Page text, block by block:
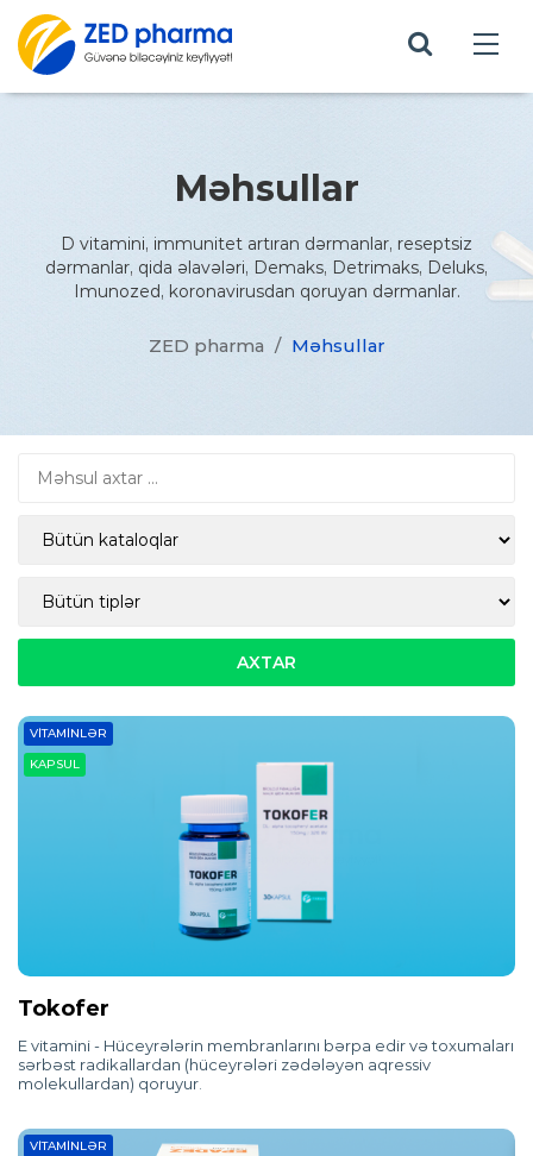
Məhsullar
D vitamini, immunitet artıran dərmanlar, reseptsiz
dərmanlar, qida əlavələri, Demaks, Detrimaks, Deluks,
Imunozed, koronavirusdan qoruyan dərmanlar.
ZED pharma / Məhsullar
VITAMINLƏR
KAPSUL
Tokofer
E vitamini - Hüceyrələrin membranlarını bərpa edir və toxumaları
sərbəst radikallardan (hüceyrələri zədələyən aqressiv
molekullardan) qoruyur.
VITAMINLƏR